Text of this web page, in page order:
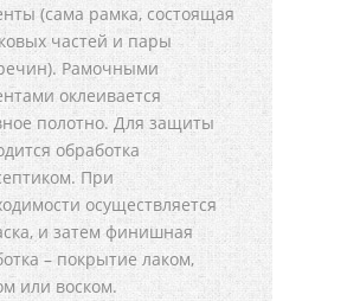
(сама рамка, состоящая
частей и пары
Рамочными
оклеивается
полотно. Для защиты
обработка
При
осуществляется
и затем финишная
– покрытие лаком,
или воском.